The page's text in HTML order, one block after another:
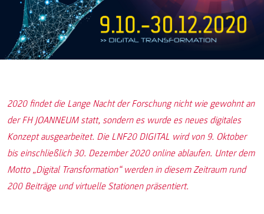
2020 findet die Lange Nacht der Forschung nicht wie gewohnt an
der FH JOANNEUM statt, sondern es wurde es neues digitales
Konzept ausgearbeitet. Die LNF20 DIGITAL wird von 9. Oktober
bis einschließlich 30. Dezember 2020 online ablaufen. Unter dem
Motto „Digital Transformation“ werden in diesem Zeitraum rund
200 Beiträge und virtuelle Stationen präsentiert.